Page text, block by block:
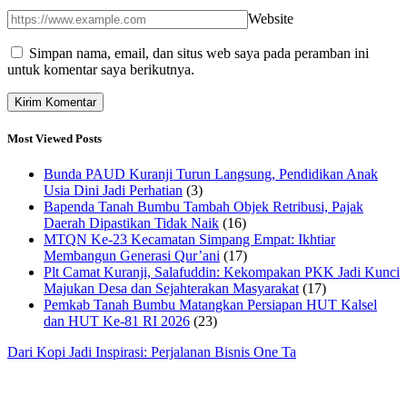
Website
Simpan nama, email, dan situs web saya pada peramban ini
untuk komentar saya berikutnya.
Most Viewed Posts
Bunda PAUD Kuranji Turun Langsung, Pendidikan Anak
Usia Dini Jadi Perhatian (3)
Bapenda Tanah Bumbu Tambah Objek Retribusi, Pajak
Daerah Dipastikan Tidak Naik (16)
MTQN Ke-23 Kecamatan Simpang Empat: Ikhtiar
Membangun Generasi Qur’ani (17)
Plt Camat Kuranji, Salafuddin: Kekompakan PKK Jadi Kunci
Majukan Desa dan Sejahterakan Masyarakat (17)
Pemkab Tanah Bumbu Matangkan Persiapan HUT Kalsel
dan HUT Ke-81 RI 2026 (23)
Dari Kopi Jadi Inspirasi: Perjalanan Bisnis One Ta